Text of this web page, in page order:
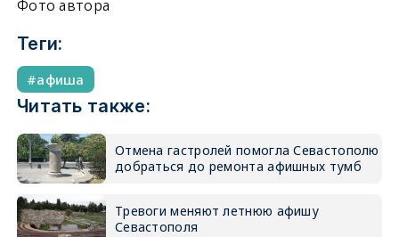
Фото автора
Теги:
афиша
Читать также:
Отмена гастролей помогла Севастополю
добраться до ремонта афишных тумб
Тревоги меняют летнюю афишу
Севастополя